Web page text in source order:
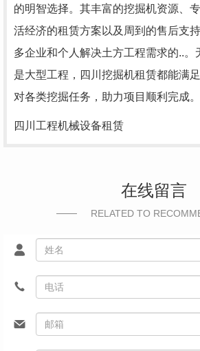
的明智选择。其丰富的挖掘机资源、
活经济的租赁方案以及周到的售后支
多企业和个人解决土方工程需求的..。
是大型工程，四川挖掘机租赁都能满
对各类挖掘任务，助力项目顺利完成。
四川工程机械设备租赁
在线留言
RELATED TO